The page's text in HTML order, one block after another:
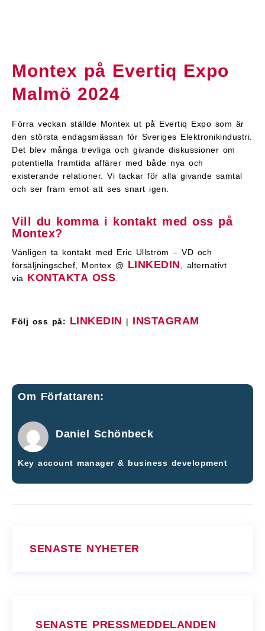
Montex på Evertiq Expo
Malmö 2024
Förra veckan ställde Montex ut på Evertiq Expo som är
den största endagsmässan för Sveriges Elektronikindustri.
Det blev många trevliga och givande diskussioner om
potentiella framtida affärer med både nya och
existerande relationer. Vi tackar för alla givande samtal
och ser fram emot att ses snart igen.
Vill du komma i kontakt med oss på
Montex?
Vänligen ta kontakt med Eric Ullström – VD och
försäljningschef, Montex @ LINKEDIN, alternativt
via KONTAKTA OSS.
Följ oss på: LINKEDIN | INSTAGRAM
Om Författaren:
Daniel Schönbeck
Key account manager & business development
SENASTE NYHETER
SENASTE PRESSMEDDELANDEN